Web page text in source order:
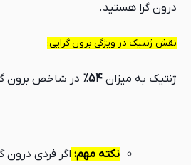
درون گرا هستید.
نقش ژنتیک در ویژگی برون گرایی:
ژنتیک به میزان 54% در شاخص برون
نکته مهم: اگر فردی درون